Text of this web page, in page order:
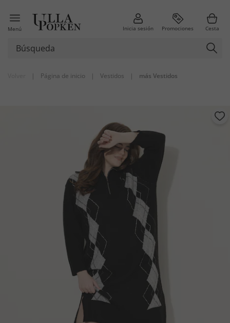
Menú Inicia sesión Promociones Cesta
| Página de inicio | Vestidos | más Vestidos